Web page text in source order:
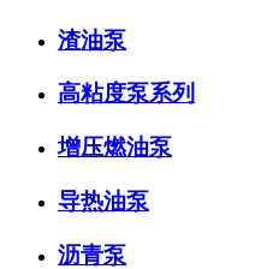
渣油泵
高粘度泵系列
增压燃油泵
导热油泵
沥青泵